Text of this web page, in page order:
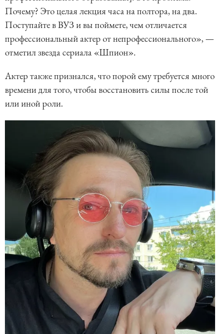
Почему? Это целая лекция часа на полтора, на два.
Поступайте в ВУЗ и вы поймете, чем отличается
профессиональный актер от непрофессионального», —
отметил звезда сериала «Шпион».
Актер также признался, что порой ему требуется много
времени для того, чтобы восстановить силы после той
или иной роли.